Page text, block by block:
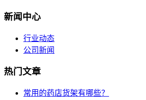
新闻中心
行业动态
公司新闻
热门文章
常用的药店货架有哪些？